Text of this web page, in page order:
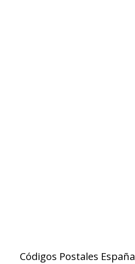
Códigos Postales España